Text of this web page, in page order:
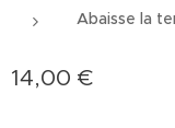
Abaisse la
14,00 €